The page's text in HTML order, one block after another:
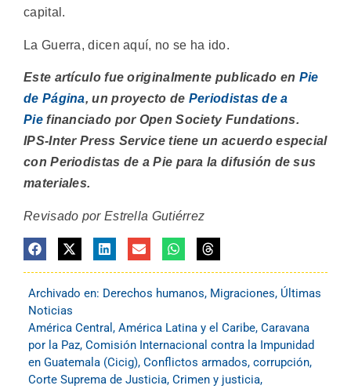
capital.
La Guerra, dicen aquí, no se ha ido.
Este artículo fue originalmente publicado en Pie
de Página, un proyecto de Periodistas de a
Piefinanciado por Open Society Fundations.
IPS-Inter Press Service tiene un acuerdo especial
con Periodistas de a Pie para la difusión de sus
materiales.
Revisado por Estrella Gutiérrez
Archivado en: Derechos humanos, Migraciones, Últimas
Noticias
América Central , América Latina y el Caribe, Caravana
por la Paz, Comisión Internacional contra la Impunidad
en Guatemala (Cicig), Conflictos armados, corrupción,
Corte Suprema de Justicia, Crimen y justicia,